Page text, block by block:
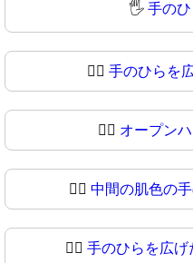
🖐 手の
🖐🏻 手のひらを
🖐🏼 オープン
🖐🏽 中間の肌色の
🖐🏾 手のひらを広げ